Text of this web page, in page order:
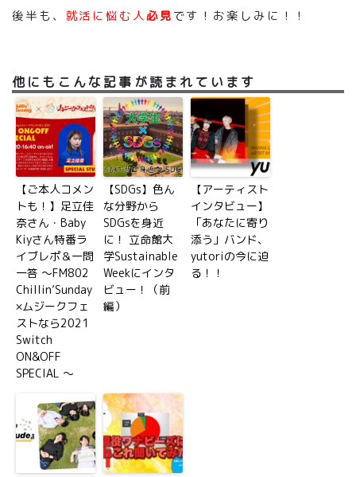
後半も、 就活に悩む人必見 です！お楽しみに！！
他にもこんな記事が読まれています
【ご本人コメン
トも！】足立佳
奈さん・Baby
Kiyさん特番ラ
イブレポ＆一問
一答 ～FM802
Chillin’Sunday
×ムジークフェ
ストなら2021
Switch
ON&OFF
SPECIAL ～
【SDGs】色ん
な分野から
SDGsを身近
に！ 立命館大
学Sustainable
Weekにインタ
ビュー！（前
編）
【アーティスト
インタビュー】
「あなたに寄り
添う」バンド、
yutoriの今に迫
る！！